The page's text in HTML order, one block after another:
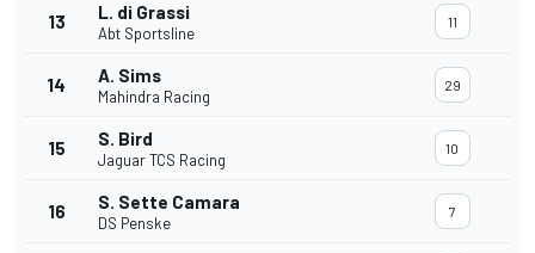
13 L. di Grassi
Abt Sportsline
11
14 A. Sims
Mahindra Racing
29
15 S. Bird
Jaguar TCS Racing
10
16 S. Sette Camara
DS Penske
7